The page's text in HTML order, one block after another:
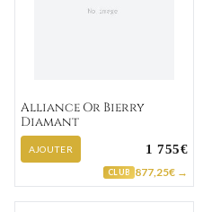
Alliance Or Bierry
Diamant
AJOUTER 1 755€
CLUB 877,25€ →